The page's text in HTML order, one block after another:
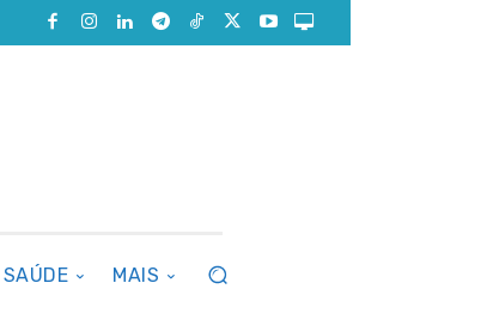
SAÚDE MAIS